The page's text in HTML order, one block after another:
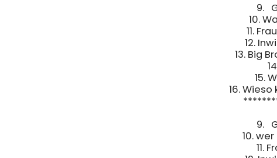
9.
10.
11.
12.
13. Big
15.
16.
9.
10.
11.